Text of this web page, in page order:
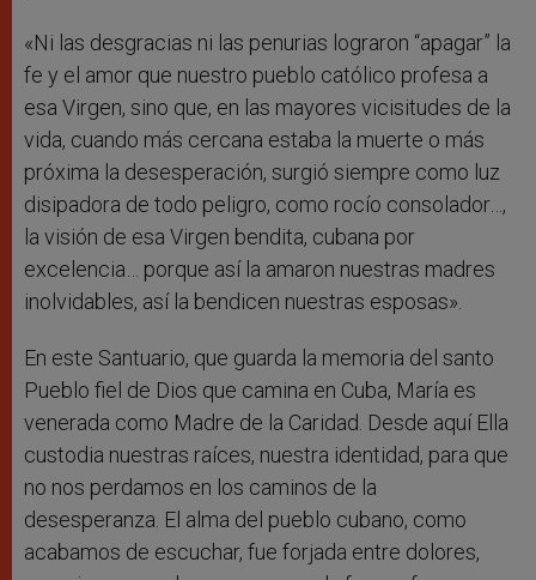
«Ni las desgracias ni las penurias lograron “apagar” la
fe y el amor que nuestro pueblo católico profesa a
esa Virgen, sino que, en las mayores vicisitudes de la
vida, cuando más cercana estaba la muerte o más
próxima la desesperación, surgió siempre como luz
disipadora de todo peligro, como rocío consolador…,
la visión de esa Virgen bendita, cubana por
excelencia… porque así la amaron nuestras madres
inolvidables, así la bendicen nuestras esposas».
En este Santuario, que guarda la memoria del santo
Pueblo fiel de Dios que camina en Cuba, María es
venerada como Madre de la Caridad. Desde aquí Ella
custodia nuestras raíces, nuestra identidad, para que
no nos perdamos en los caminos de la
desesperanza. El alma del pueblo cubano, como
acabamos de escuchar, fue forjada entre dolores,